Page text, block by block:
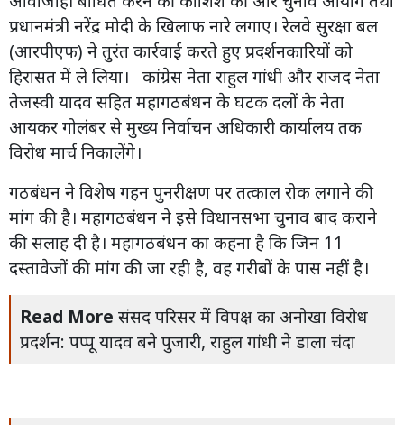
प्रधानमंत्री नरेंद्र मोदी के खिलाफ नारे लगाए। रेलवे सुरक्षा बल
(आरपीएफ) ने तुरंत कार्रवाई करते हुए प्रदर्शनकारियों को
हिरासत में ले लिया। कांग्रेस नेता राहुल गांधी और राजद नेता
तेजस्वी यादव सहित महागठबंधन के घटक दलों के नेता
आयकर गोलंबर से मुख्य निर्वाचन अधिकारी कार्यालय तक
विरोध मार्च निकालेंगे।
गठबंधन ने विशेष गहन पुनरीक्षण पर तत्काल रोक लगाने की
मांग की है। महागठबंधन ने इसे विधानसभा चुनाव बाद कराने
की सलाह दी है। महागठबंधन का कहना है कि जिन 11
दस्तावेजों की मांग की जा रही है, वह गरीबों के पास नहीं है।
Read More संसद परिसर में विपक्ष का अनोखा विरोध
प्रदर्शन: पप्पू यादव बने पुजारी, राहुल गांधी ने डाला चंदा